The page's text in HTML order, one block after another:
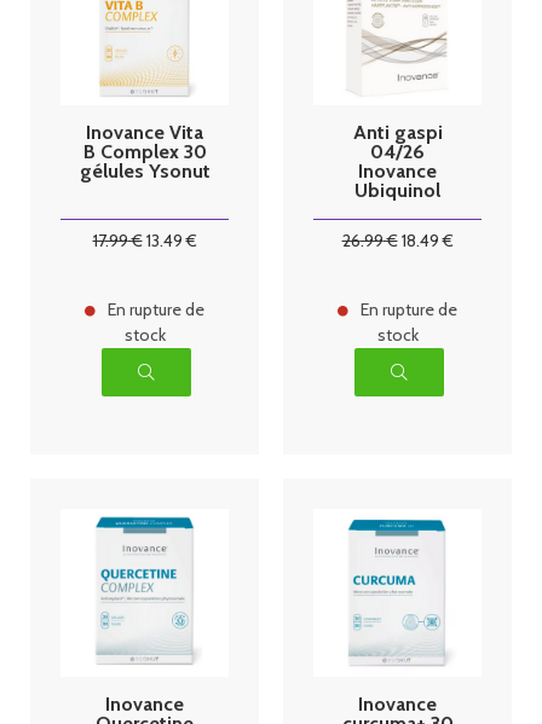
Inovance Vita
B Complex 30
gélules Ysonut
17.99€13.49€
En rupture de
stock
Anti gaspi
04/26
Inovance
Ubiquinol
26.99€18.49€
En rupture de
stock
Inovance
Inovance